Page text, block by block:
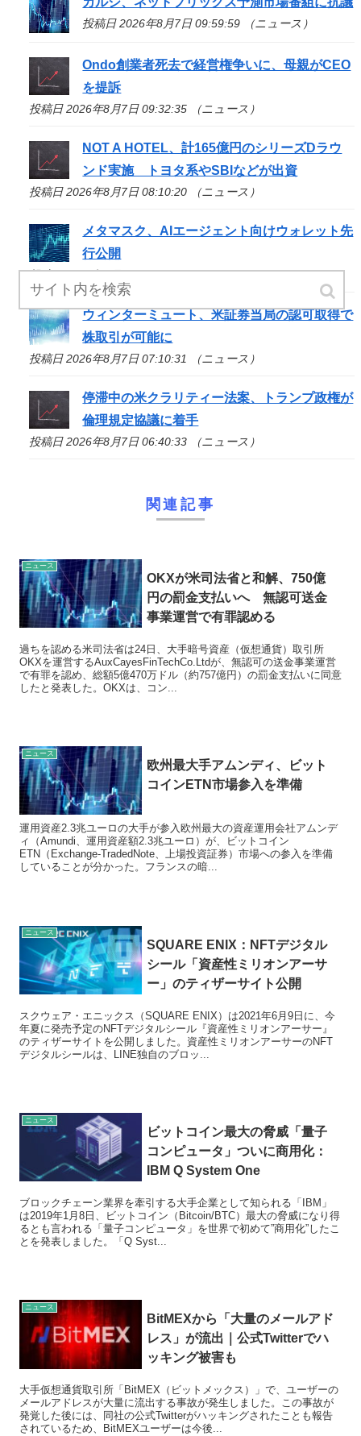
投稿日 2026年8月7日 09:59:59 （ニュース）
Ondo創業者死去で経営権争いに、母親がCEO
を提訴
投稿日 2026年8月7日 09:32:35 （ニュース）
NOT A HOTEL、計165億円のシリーズDラウ
ンド実施 トヨタ系やSBIなどが出資
投稿日 2026年8月7日 08:10:20 （ニュース）
メタマスク、AIエージェント向けウォレット先
行公開
投稿日 2026年8月7日 07:55:29 （ニュース）
ウィンターミュート、米証券当局の認可取得で
株取引が可能に
投稿日 2026年8月7日 07:10:31 （ニュース）
停滞中の米クラリティー法案、トランプ政権が
倫理規定協議に着手
投稿日 2026年8月7日 06:40:33 （ニュース）
関連記事
ニュース
OKXが米司法省と和解、750億
円の罰金支払いへ 無認可送金
事業運営で有罪認める
過ちを認める米司法省は24日、大手暗号資産（仮想通貨）取引所
OKXを運営するAuxCayesFinTechCo.Ltdが、無認可の送金事業運営
で有罪を認め、総額5億470万ドル（約757億円）の罰金支払いに同意
したと発表した。OKXは、コン...
ニュース
欧州最大手アムンディ、ビット
コインETN市場参入を準備
運用資産2.3兆ユーロの大手が参入欧州最大の資産運用会社アムンデ
ィ（Amundi、運用資産額2.3兆ユーロ）が、ビットコイン
ETN（Exchange-TradedNote、上場投資証券）市場への参入を準備
していることが分かった。フランスの暗...
ニュース
SQUARE ENIX：NFTデジタル
シール「資産性ミリオンアーサ
ー」のティザーサイト公開
スクウェア・エニックス（SQUARE ENIX）は2021年6月9日に、今
年夏に発売予定のNFTデジタルシール『資産性ミリオンアーサー』
のティザーサイトを公開しました。資産性ミリオンアーサーのNFT
デジタルシールは、LINE独自のブロッ...
ニュース
ビットコイン最大の脅威「量子
コンピュータ」ついに商用化：
IBM Q System One
ブロックチェーン業界を牽引する大手企業として知られる「IBM」
は2019年1月8日、ビットコイン（Bitcoin/BTC）最大の脅威になり得
るとも言われる「量子コンピュータ」を世界で初めて”商用化”したこ
とを発表しました。「Q Syst...
ニュース
BitMEXから「大量のメールアド
レス」が流出｜公式Twitterでハ
ッキング被害も
大手仮想通貨取引所「BitMEX（ビットメックス）」で、ユーザーの
メールアドレスが大量に流出する事故が発生しました。この事故が
発覚した後には、同社の公式Twitterがハッキングされたことも報告
されているため、BitMEXユーザーは今後...